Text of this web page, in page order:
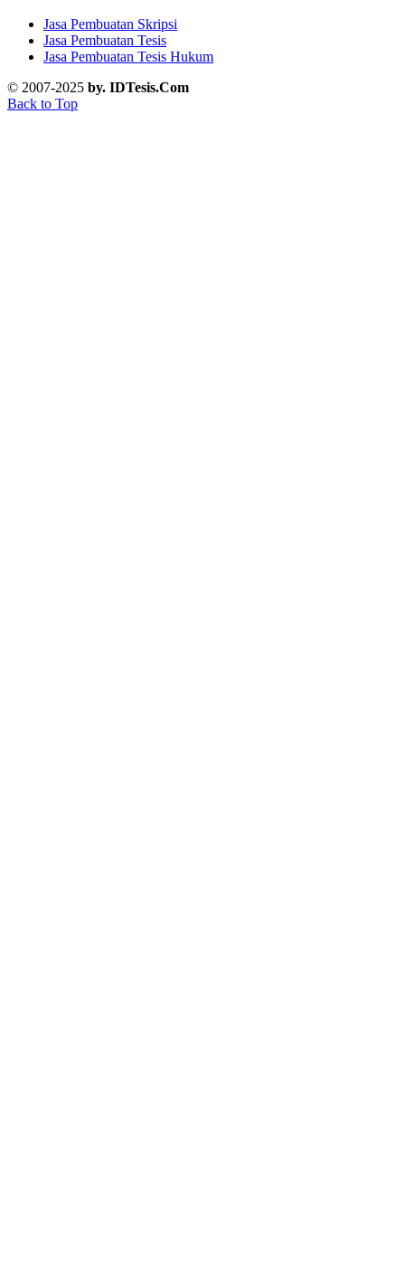
Jasa Pembuatan Skripsi
Jasa Pembuatan Tesis
Jasa Pembuatan Tesis Hukum
© 2007-2025 by. IDTesis.Com
Back to Top